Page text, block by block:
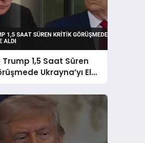
1,5 Saat Süren
Ukrayna’yı Ele